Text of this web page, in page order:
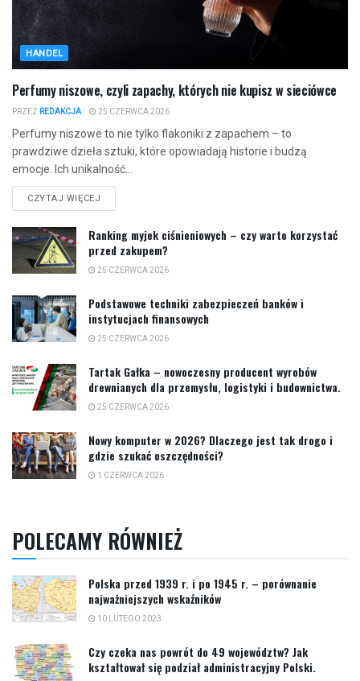
HANDEL
Perfumy niszowe, czyli zapachy, których nie kupisz w sieciówce
PRZEZ REDAKCJA 25 CZERWCA 2026
Perfumy niszowe to nie tylko flakoniki z zapachem – to
prawdziwe dzieła sztuki, które opowiadają historie i budzą
emocje. Ich unikalność...
CZYTAJ WIĘCEJ
Ranking myjek ciśnieniowych – czy warto korzystać
przed zakupem?
25 CZERWCA 2026
Podstawowe techniki zabezpieczeń banków i
instytucjach finansowych
25 CZERWCA 2026
Tartak Gałka – nowoczesny producent wyrobów
drewnianych dla przemysłu, logistyki i budownictwa.
25 CZERWCA 2026
Nowy komputer w 2026? Dlaczego jest tak drogo i
gdzie szukać oszczędności?
1 CZERWCA 2026
POLECAMY RÓWNIEŻ
Polska przed 1939 r. i po 1945 r. – porównanie
najważniejszych wskaźników
10 LUTEGO 2023
Czy czeka nas powrót do 49 województw? Jak
kształtował się podział administracyjny Polski.